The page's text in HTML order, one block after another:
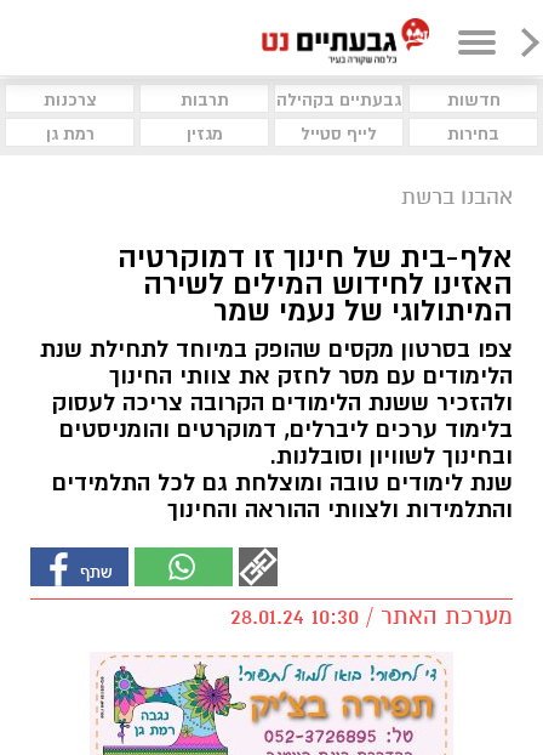
חדשות גבעתיים בקהילה תרבות
צרכנות
בחירות
לייף סטייל מגזין רמת גן
אהבנו ברשת
אלף-בית של חינוך זו דמוקרטיה
האזינו לחידוש המילים לשירה
המיתולוגי של נעמי שמר
צפו בסרטון מקסים שהופק במיוחד לתחילת שנת
הלימודים עם מסר לחזק את צוותי החינוך
ולהזכיר ששנת הלימודים הקרובה צריכה לעסוק
בלימוד ערכים ליברלים, דמוקרטים והומניסטים
ובחינוך לשוויון וסובלנות.
שנת לימודים טובה ומוצלחת גם לכל התלמידים
והתלמידות ולצוותי ההוראה והחינוך
מערכת האתר / 10:30 28.01.24
אלף-בית של חינוך זו דמוקרטיה/ נעמי שמר